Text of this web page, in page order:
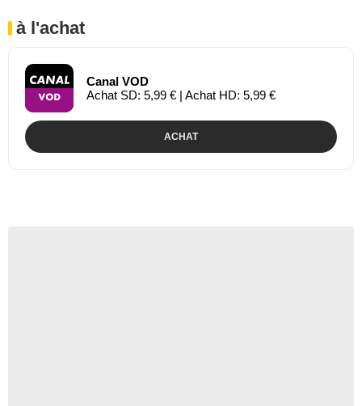
à l'achat
Canal VOD
Achat SD: 5,99 € | Achat HD: 5,99 €
ACHAT